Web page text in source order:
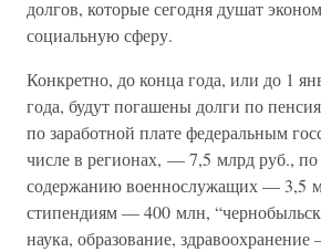
долгов, которые сегодня душат
социальную сферу.
Конкретно, до конца года, или до 1
года, будут погашены долги по
по заработной плате федеральным
числе в регионах, — 7,5 млрд руб.,
содержанию военнослужащих — 3,5
стипендиям — 400 млн,
наука, образование,